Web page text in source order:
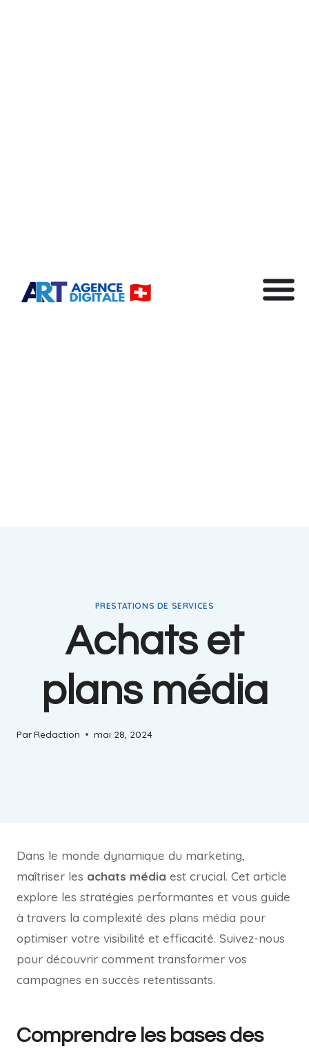
PRESTATIONS DE SERVICES
Achats et
plans média
ParRedaction mai 28, 2024
Dans le monde dynamique du marketing,
maîtriser les achats média est crucial. Cet article
explore les stratégies performantes et vous guide
à travers la complexité des plans média pour
optimiser votre visibilité et efficacité. Suivez-nous
pour découvrir comment transformer vos
campagnes en succès retentissants.
Comprendre les bases des